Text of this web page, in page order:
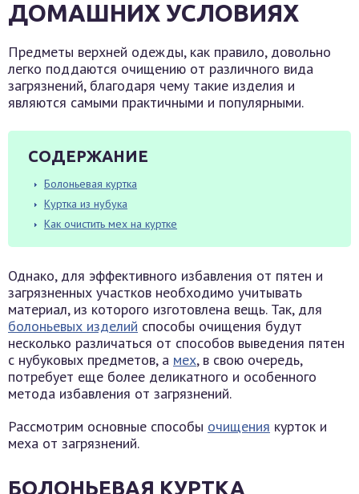
ДОМАШНИХ УСЛОВИЯХ
Предметы верхней одежды, как правило, довольно
легко поддаются очищению от различного вида
загрязнений, благодаря чему такие изделия и
являются самыми практичными и популярными.
СОДЕРЖАНИЕ
Болоньевая куртка
Куртка из нубука
Как очистить мех на куртке
Однако, для эффективного избавления от пятен и
загрязненных участков необходимо учитывать
материал, из которого изготовлена вещь. Так, для
болоньевых изделий способы очищения будут
несколько различаться от способов выведения пятен
с нубуковых предметов, а мех, в свою очередь,
потребует еще более деликатного и особенного
метода избавления от загрязнений.
Рассмотрим основные способы очищения курток и
меха от загрязнений.
БОЛОНЬЕВАЯ КУРТКА